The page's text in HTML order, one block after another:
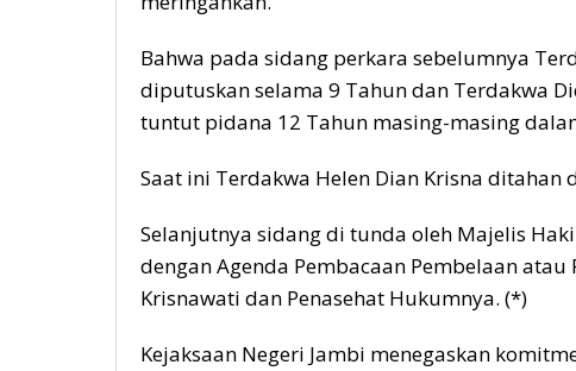
Bahwa pada sidang perkara sebelumnya
diputuskan selama 9 Tahun dan Terdakwa
tuntut pidana 12 Tahun masing-masing
Saat ini Terdakwa Helen Dian Krisna ditahan
Selanjutnya sidang di tunda oleh Majelis
dengan Agenda Pembacaan Pembelaan
Krisnawati dan Penasehat Hukumnya. (*)
Kejaksaan Negeri Jambi menegaskan